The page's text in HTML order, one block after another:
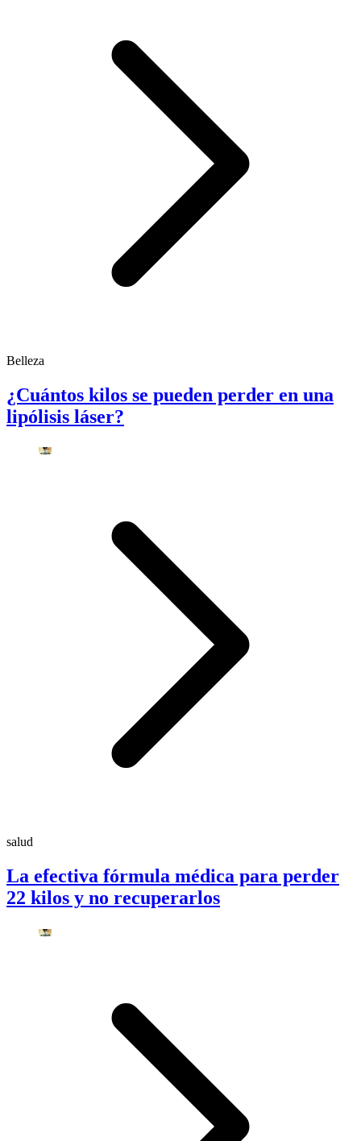
Belleza
¿Cuántos kilos se pueden perder en una
lipólisis láser?
salud
La efectiva fórmula médica para perder
22 kilos y no recuperarlos